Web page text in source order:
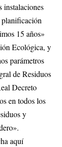
instalaciones
planificación
15 años»
Ecológica, y
parámetros
de Residuos
Decreto
en todos los
y
aquí